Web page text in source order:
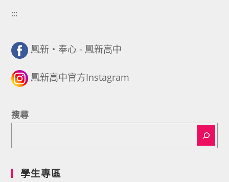
:::
鳳新・奉心 - 鳳新高中
鳳新高中官方Instagram
搜尋
學生專區